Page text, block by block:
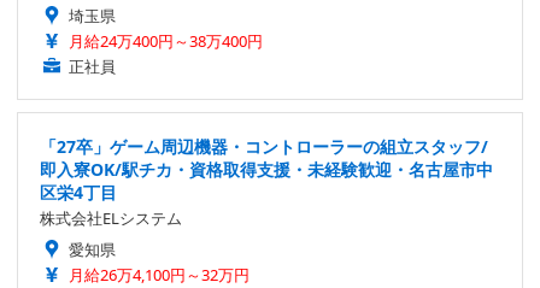
埼玉県
月給24万400円～38万400円
正社員
「27卒」ゲーム周辺機器・コントローラーの組立スタッフ/
即入寮OK/駅チカ・資格取得支援・未経験歓迎・名古屋市中
区栄4丁目
株式会社ELシステム
愛知県
月給26万4,100円～32万円